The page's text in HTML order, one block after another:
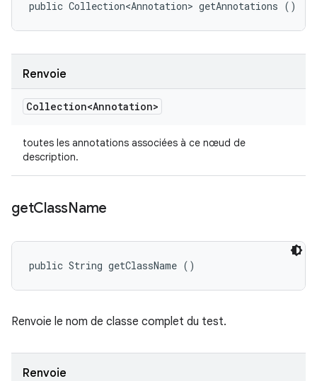
public Collection<Annotation> getAnnotations ()
Renvoie
Collection<Annotation>
toutes les annotations associées à ce nœud de
description.
getClassName
public String getClassName ()
Renvoie le nom de classe complet du test.
Renvoie